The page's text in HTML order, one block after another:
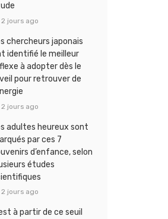
2 jours ago
chercheurs japonais
identifié le meilleur
à adopter dès le
pour retrouver de
2 jours ago
adultes heureux sont
par ces 7
d’enfance, selon
études
2 jours ago
à partir de ce seuil